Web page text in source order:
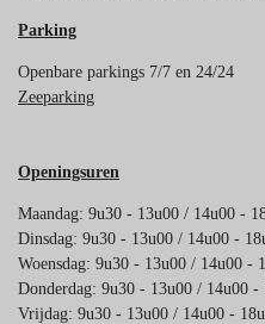
Parking
Openbare parkings 7/7 en 24/24
Zeeparking
Openingsuren
Maandag: 9u30 - 13u00 / 14u00 -
Dinsdag: 9u30 - 13u00 / 14u00 -
Woensdag: 9u30 - 13u00 / 14u00 -
Donderdag: 9u30 - 13u00 / 14u00 -
Vrijdag: 9u30 - 13u00 / 14u00 -